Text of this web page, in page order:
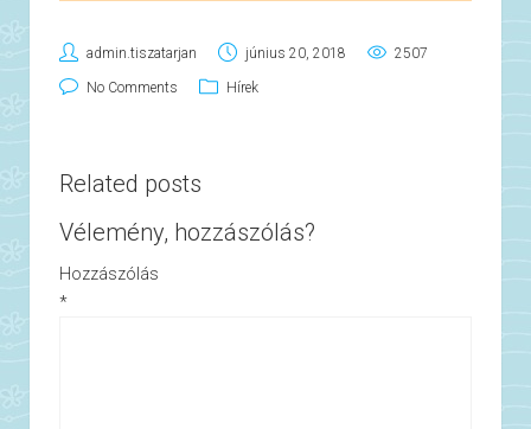
admin.tiszatarjan június 20, 2018 2507
No Comments Hírek
Related posts
Vélemény, hozzászólás?
Hozzászólás
*